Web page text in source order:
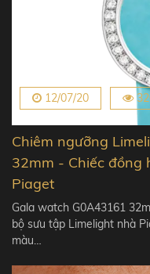
12/07/20
Chiêm ngưỡng
32mm - Chiếc đồng
Piaget
Gala watch G0A43161
bộ sưu tập Limelight nhà
màu…